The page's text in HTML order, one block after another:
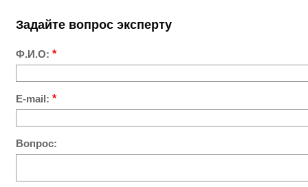
Задайте вопрос эксперту
Ф.И.О: *
E-mail: *
Вопрос: